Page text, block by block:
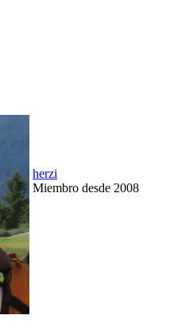
herzi
Miembro desde 2008